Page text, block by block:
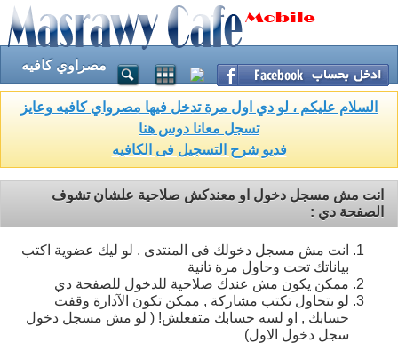
مصراوي كافيه
السلام عليكم ، لو دي اول مرة تدخل فيها مصرواي كافيه وعايز
تسجل معانا دوس هنا
فديو شرح التسجيل فى الكافيه
انت مش مسجل دخول او معندكش صلاحية علشان تشوف
الصفحة دي :
انت مش مسجل دخولك فى المنتدى . لو ليك عضوية اكتب
بياناتك تحت وحاول مرة تانية
ممكن يكون مش عندك صلاحية للدخول للصفحة دي
لو بتحاول تكتب مشاركة , ممكن تكون الآدارة وقفت
حسابك , او لسه حسابك متفعلش! ( لو مش مسجل دخول
سجل دخول الاول)